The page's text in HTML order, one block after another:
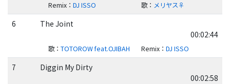
Remix： DJ ISSO 歌： メリヤス♀
6
The Joint
00:02:44
歌： TOTOROW feat.OJIBAH Remix： DJ ISSO
7
Diggin My Dirty
00:02:58